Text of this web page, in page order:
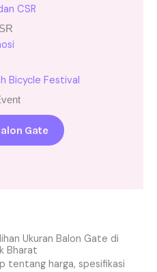
Gate
Ukuran Balon Gate di
Bharat
tentang harga, spesifikasi